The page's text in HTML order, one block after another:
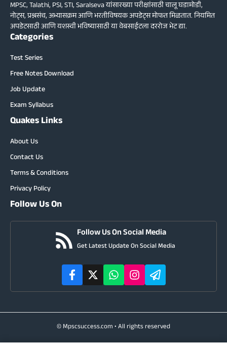
MPSC, Talathi, PSI, STI, Saralseva यांसारख्या परीक्षांसाठी चालू घडामोडी,
नोट्स, प्रश्नसंच, अभ्यासक्रम आणि भरतीविषयक अपडेट्स मोफत मिळतात. नियमित
अपडेटसाठी आणि यशस्वी भविष्यासाठी या वेबसाईटला दररोज भेट द्या.
Categories
Test Series
Free Notes Download
Job Update
Exam Syllabus
Quakes Links
About Us
Contact Us
Terms & Conditions
Privacy Policy
Follow Us On
Follow Us On Social Media
Get Latest Update On Social Media
© Mpscsuccess.com • All rights reserved